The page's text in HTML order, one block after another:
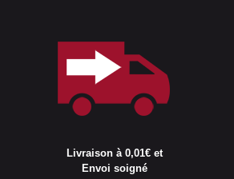
Livraison à 0,01€ et
Envoi soigné